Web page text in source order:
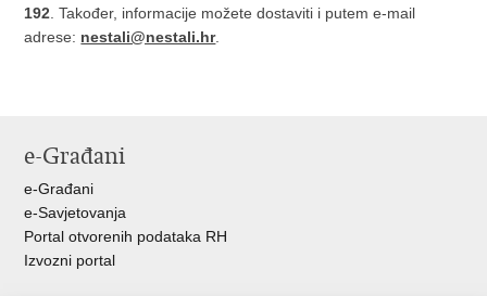
192. Također, informacije možete dostaviti i putem e-mail
adrese: nestali@nestali.hr.
e-Građani
e-Građani
e-Savjetovanja
Portal otvorenih podataka RH
Izvozni portal